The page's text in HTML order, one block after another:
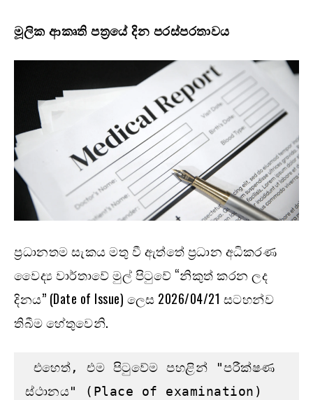
මූලික ආකෘති පත්‍රයේ දින පරස්පරතාවය
ප්‍රධානතම සැකය මතු වී ඇත්තේ ප්‍රධාන අධිකරණ
වෛද්‍ය වාර්තාවේ මුල් පිටුවේ “නිකුත් කරන ලද
දිනය” (Date of Issue) ලෙස 2026/04/21 සටහන්ව
තිබීම හේතුවෙනි.
ස්ථානය" (Place of examination)